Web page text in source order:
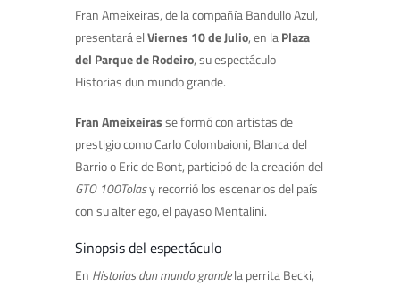
Fran Ameixeiras, de la compañía Bandullo Azul,
presentará elViernes 10 de Julio, en laPlaza
del Parque de Rodeiro, su espectáculo
Historias dun mundo grande.
Fran Ameixeirasse formó con artistas de
prestigio como Carlo Colombaioni, Blanca del
Barrio o Eric de Bont, participó de la creación del
GTO 100Tolasy recorrió los escenarios del país
con su alter ego, el payaso Mentalini.
Sinopsis del espectáculo
En Historias dun mundo grandela perrita Becki,